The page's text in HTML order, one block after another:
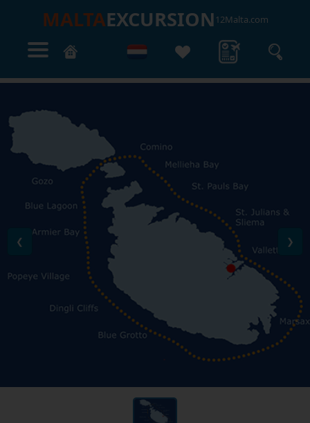
MALTAEXCURSION 12Malta.com
❮ ❯